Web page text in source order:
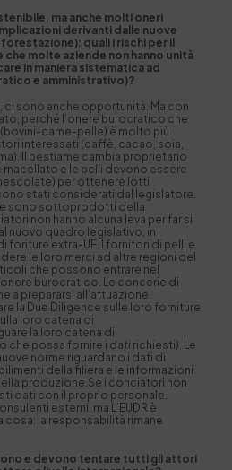
ma anche molti oneri
derivanti dalle nuove
quali i rischi per il
molte aziende non hanno unità
in maniera sistematica ad
e amministrativo)?
sono anche opportunità. Ma con
perché l’onere burocratico che
carne-pelle) è molto più
interessati (caffè, cacao, soia,
Il bestiame cambia proprietario
e le pelli devono essere
per ottenere lotti
stati considerati dal legislatore.
sono sottoprodotti della
non hanno alcuna leva per far si
nuovo quadro legislativo, in
foriture extra-UE. I fornitori di pelli e
le loro merci ad altre regioni del
che possono entrare nel
onere burocratico. Le concerie di
a prepararsi all’attuazione
la Due Diligence sulle loro forniture
loro catena di
la loro catena di
che possa fornire i dati richiesti). Le
norme riguardano i dati di
della filiera e le informazioni
produzione.Se i conciatori non
dati con il proprio personale,
esterni, ma L’EUDR è
cosa: la responsabilità rimane
e devono tentare tutti gli attori